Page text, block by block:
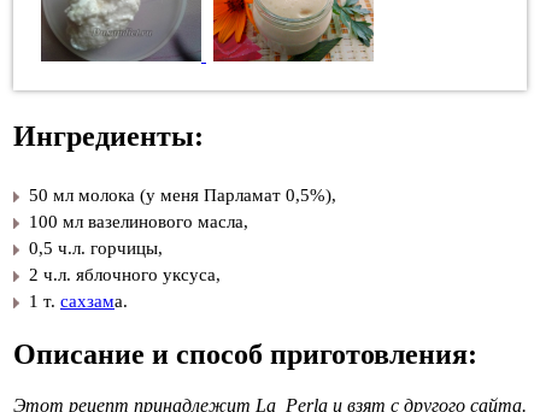
Ингредиенты:
50 мл молока (у меня Парламат 0,5%),
100 мл вазелинового масла,
0,5 ч.л. горчицы,
2 ч.л. яблочного уксуса,
1 т. сахзама.
Описание и способ приготовления:
Этот рецепт принадлежит La_Perla и взят с другого сайта.